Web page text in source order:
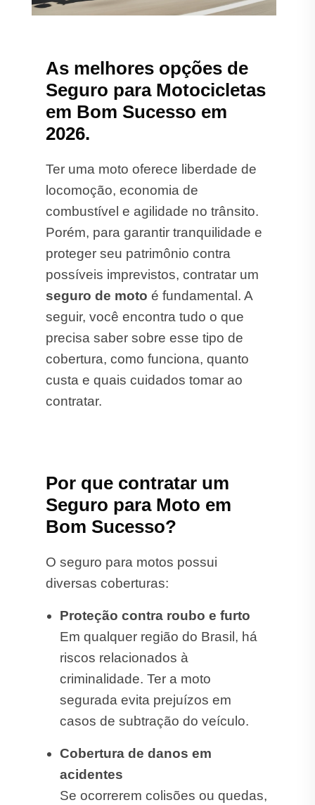
As melhores opções de
Seguro para Motocicletas
em Bom Sucesso em
2026.
Ter uma moto oferece liberdade de
locomoção, economia de
combustível e agilidade no trânsito.
Porém, para garantir tranquilidade e
proteger seu patrimônio contra
possíveis imprevistos, contratar um
seguro de moto é fundamental. A
seguir, você encontra tudo o que
precisa saber sobre esse tipo de
cobertura, como funciona, quanto
custa e quais cuidados tomar ao
contratar.
Por que contratar um
Seguro para Moto em
Bom Sucesso?
O seguro para motos possui
diversas coberturas:
Proteção contra roubo e furto
Em qualquer região do Brasil, há
riscos relacionados à
criminalidade. Ter a moto
segurada evita prejuízos em
casos de subtração do veículo.
Cobertura de danos em
acidentes
Se ocorrerem colisões ou quedas,